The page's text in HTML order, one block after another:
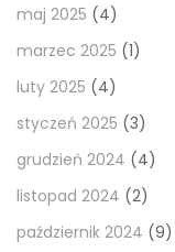
maj 2025 (4)
marzec 2025 (1)
luty 2025 (4)
styczeń 2025 (3)
grudzień 2024 (4)
listopad 2024 (2)
październik 2024 (9)